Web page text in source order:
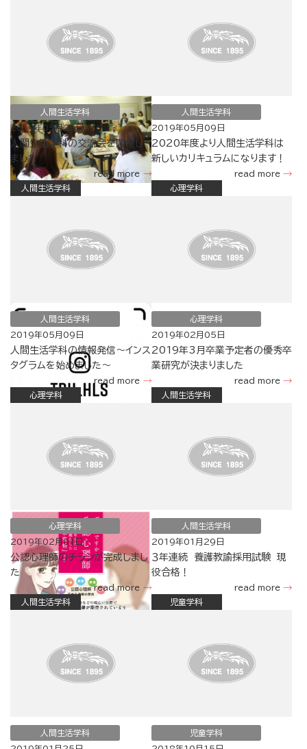
人間生活学科
2019年05月25日
人間生活学科の交流会を開催し
ました
read more
人間生活学科
2019年05月09日
2020年度より人間生活学科は
新しいカリキュラムになります！
read more
人間生活学科
人間生活学科
2019年05月09日
人間生活学科の情報発信～インス
タグラムを始めました～
read more
心理学科
心理学科
2019年02月05日
2019年3月卒業予定者の優秀卒
業研究が決まりました
read more
心理学科
心理学科
2019年02月01日
公認心理師のチラシが完成しまし
た
read more
人間生活学科
人間生活学科
2019年01月29日
３年連続 養護教諭採用試験 現
役合格！
read more
人間生活学科
人間生活学科
児童学科
児童学科